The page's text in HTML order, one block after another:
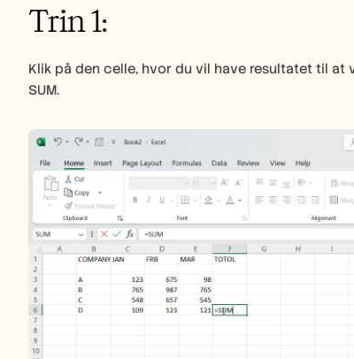
Trin 1:
Klik på den celle, hvor du vil have resultatet til
SUM.